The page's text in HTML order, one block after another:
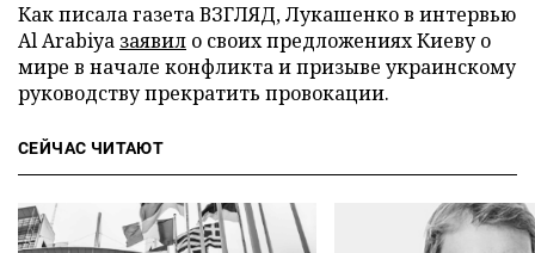
Как писала газета ВЗГЛЯД, Лукашенко в интервью
Al Arabiya заявил о своих предложениях Киеву о
мире в начале конфликта и призыве украинскому
руководству прекратить провокации.
СЕЙЧАС ЧИТАЮТ